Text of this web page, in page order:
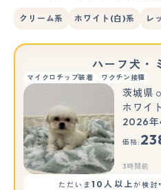
クリーム系 ホワイト(白)系 レ
ハーフ犬・
マイクロチップ装着 ワクチン接種
茨城県
ホワイト
2026年
価格:
3時間前
ただいま10人以上が検討